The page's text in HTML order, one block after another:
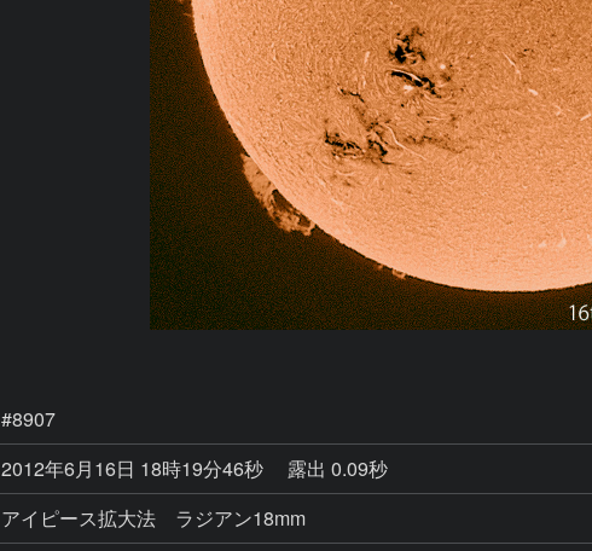
#8907
2012年6月16日 18時19分46秒
露出 0.09秒
アイピース拡大法 ラジアン18mm